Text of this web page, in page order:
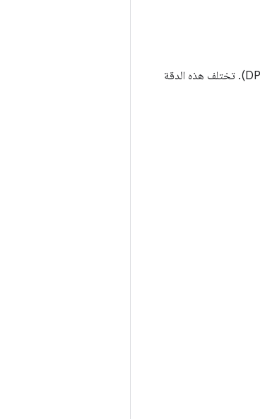
كثافة وحدات البكسل هي عدد وحدات البكسل في مساحة فعلية من الشاشة. ويُشار إليها باسم النقاط لكل بوصة (DPI). تختلف هذه الدقة